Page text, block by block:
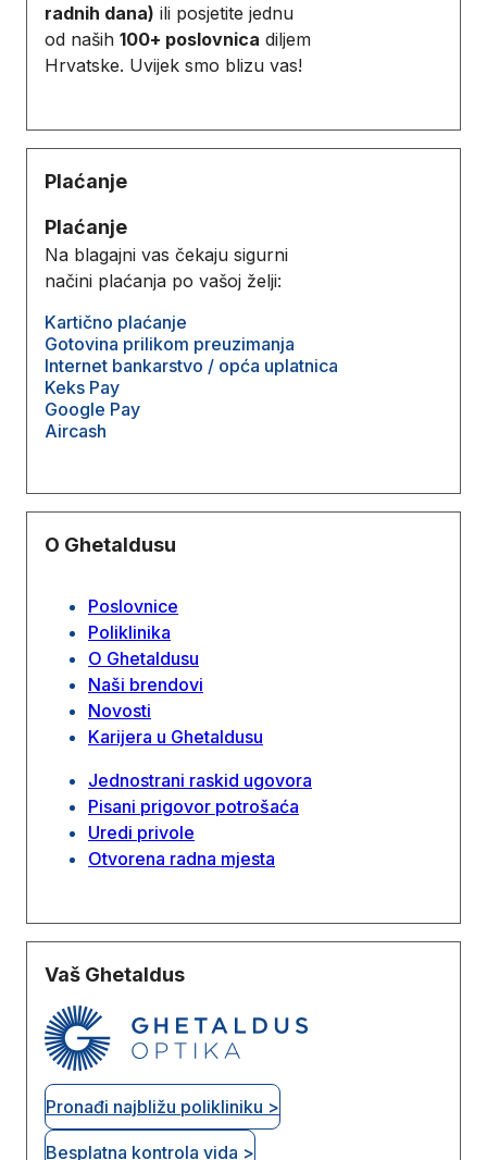
radnih dana) ili posjetite jednu
od naših 100+ poslovnica diljem
Hrvatske. Uvijek smo blizu vas!
Plaćanje
Plaćanje
Na blagajni vas čekaju sigurni
načini plaćanja po vašoj želji:
Kartično plaćanje
Gotovina prilikom preuzimanja
Internet bankarstvo / opća uplatnica
Keks Pay
Google Pay
Aircash
O Ghetaldusu
Poslovnice
Poliklinika
O Ghetaldusu
Naši brendovi
Novosti
Karijera u Ghetaldusu
Jednostrani raskid ugovora
Pisani prigovor potrošaća
Uredi privole
Otvorena radna mjesta
Vaš Ghetaldus
Pronađi najbližu polikliniku >
Besplatna kontrola vida >